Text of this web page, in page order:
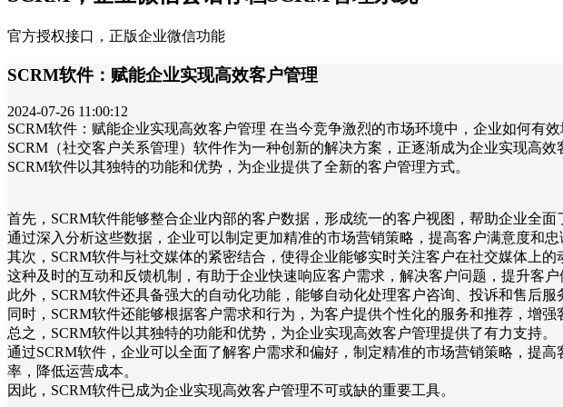
官方授权接口，正版企业微信功能
SCRM软件：赋能企业实现高效客户管理
2024-07-26 11:00:12
SCRM软件：赋能企业实现高效客户管理 在当今竞争激烈的市场环境中，企业如何有
SCRM（社交客户关系管理）软件作为一种创新的解决方案，正逐渐成为企业实现高效
SCRM软件以其独特的功能和优势，为企业提供了全新的客户管理方式。
首先，SCRM软件能够整合企业内部的客户数据，形成统一的客户视图，帮助企业全面
通过深入分析这些数据，企业可以制定更加精准的市场营销策略，提高客户满意度和忠
其次，SCRM软件与社交媒体的紧密结合，使得企业能够实时关注客户在社交媒体上的
这种及时的互动和反馈机制，有助于企业快速响应客户需求，解决客户问题，提升客户
此外，SCRM软件还具备强大的自动化功能，能够自动化处理客户咨询、投诉和售后
同时，SCRM软件还能够根据客户需求和行为，为客户提供个性化的服务和推荐，增强
总之，SCRM软件以其独特的功能和优势，为企业实现高效客户管理提供了有力支持。
通过SCRM软件，企业可以全面了解客户需求和偏好，制定精准的市场营销策略，提
率，降低运营成本。
因此，SCRM软件已成为企业实现高效客户管理不可或缺的重要工具。